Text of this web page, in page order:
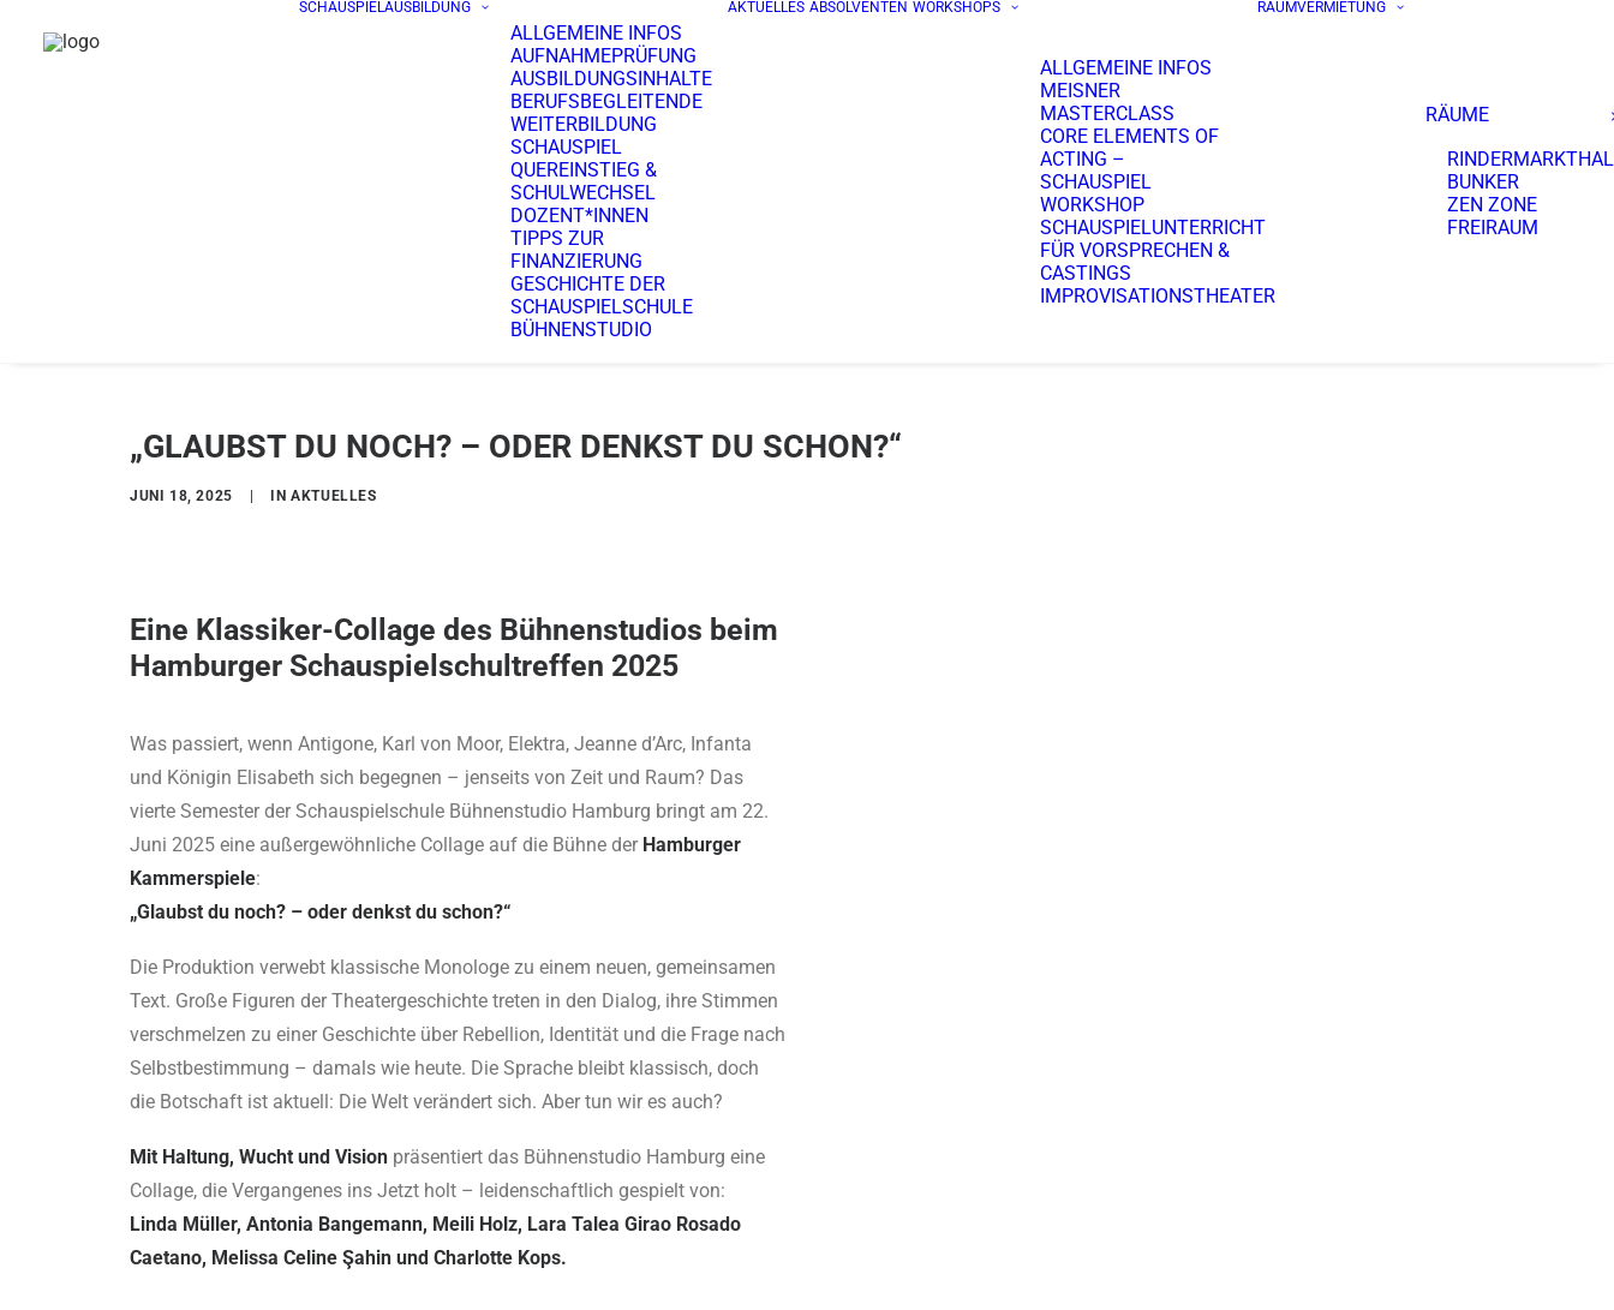
SCHAUSPIELAUSBILDUNG
ALLGEMEINE INFOS
AUFNAHMEPRÜFUNG
AUSBILDUNGSINHALTE
BERUFSBEGLEITENDE
WEITERBILDUNG
SCHAUSPIEL
QUEREINSTIEG &
SCHULWECHSEL
DOZENT*INNEN
TIPPS ZUR
FINANZIERUNG
GESCHICHTE DER
SCHAUSPIELSCHULE
BÜHNENSTUDIO
AKTUELLES ABSOLVENTEN WORKSHOPS
ALLGEMEINE INFOS
MEISNER
MASTERCLASS
CORE ELEMENTS OF
ACTING –
SCHAUSPIEL
WORKSHOP
SCHAUSPIELUNTERRICHT
FÜR VORSPRECHEN &
CASTINGS
IMPROVISATIONSTHEATER
RAUMVERMIETUNG
RÄUME
BUNKER
ZEN ZONE
FREIRAUM
„GLAUBST DU NOCH? – ODER DENKST DU SCHON?“
JUNI 18, 2025 INAKTUELLES
Eine Klassiker-Collage des Bühnenstudios beim
Hamburger Schauspielschultreffen 2025
Was passiert, wenn Antigone, Karl von Moor, Elektra, Jeanne d’Arc, Infanta
und Königin Elisabeth sich begegnen – jenseits von Zeit und Raum? Das
vierte Semester der Schauspielschule Bühnenstudio Hamburg bringt am 22.
Juni 2025 eine außergewöhnliche Collage auf die Bühne der Hamburger
Kammerspiele:
„Glaubst du noch? – oder denkst du schon?“
Die Produktion verwebt klassische Monologe zu einem neuen, gemeinsamen
Text. Große Figuren der Theatergeschichte treten in den Dialog, ihre Stimmen
verschmelzen zu einer Geschichte über Rebellion, Identität und die Frage nach
Selbstbestimmung – damals wie heute. Die Sprache bleibt klassisch, doch
die Botschaft ist aktuell: Die Welt verändert sich. Aber tun wir es auch?
Mit Haltung, Wucht und Vision präsentiert das Bühnenstudio Hamburg eine
Collage, die Vergangenes ins Jetzt holt – leidenschaftlich gespielt von:
Linda Müller, Antonia Bangemann, Meili Holz, Lara Talea Girao Rosado
Caetano, Melissa Celine Şahin und Charlotte Kops.